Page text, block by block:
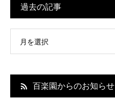
過去の記事
月を選択
百楽園からのお知らせ